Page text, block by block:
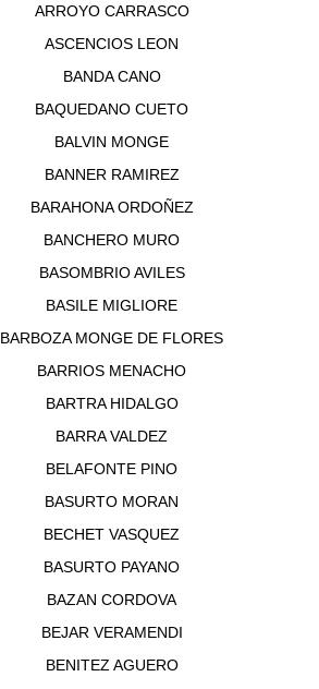
ARROYO CARRASCO
ASCENCIOS LEON
BANDA CANO
BAQUEDANO CUETO
BALVIN MONGE
BANNER RAMIREZ
BARAHONA ORDOÑEZ
BANCHERO MURO
BASOMBRIO AVILES
BASILE MIGLIORE
BARBOZA MONGE DE FLORES
BARRIOS MENACHO
BARTRA HIDALGO
BARRA VALDEZ
BELAFONTE PINO
BASURTO MORAN
BECHET VASQUEZ
BASURTO PAYANO
BAZAN CORDOVA
BEJAR VERAMENDI
BENITEZ AGUERO